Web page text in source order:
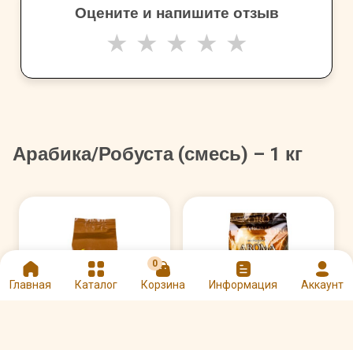
Главная Каталог
0
Корзина Информация Аккаунт
Оцените и напишите отзыв
★ ★ ★ ★ ★
Арабика/Робуста (смесь) – 1 кг